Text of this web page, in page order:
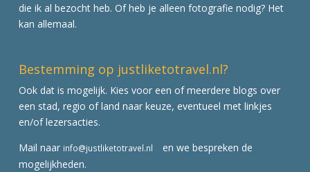
die ik al bezocht heb. Of heb je alleen fotografie nodig? Het
kan allemaal.
Bestemming op justliketotravel.nl?
Ook dat is mogelijk. Kies voor een of meerdere blogs over
een stad, regio of land naar keuze, eventueel met linkjes
en/of lezersacties.
Mail naar info@justliketotravel.nl
en we bespreken de
mogelijkheden.